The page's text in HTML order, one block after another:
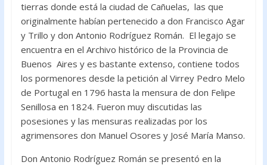
tierras donde está la ciudad de Cañuelas, las que
originalmente habían pertenecido a don Francisco Agar
y Trillo y don Antonio Rodríguez Román. El legajo se
encuentra en el Archivo histórico de la Provincia de
Buenos Aires y es bastante extenso, contiene todos
los pormenores desde la petición al Virrey Pedro Melo
de Portugal en 1796 hasta la mensura de don Felipe
Senillosa en 1824. Fueron muy discutidas las
posesiones y las mensuras realizadas por los
agrimensores don Manuel Osores y José María Manso.
Don Antonio Rodríguez Román se presentó en la